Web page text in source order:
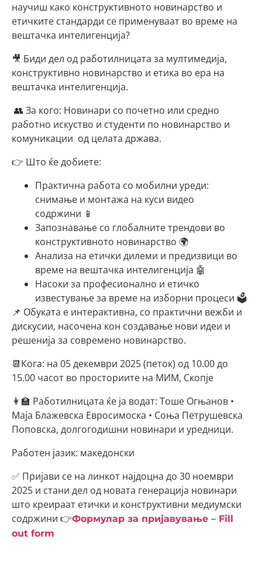
научиш како конструктивното новинарство и
етичките стандарди се применуваат во време на
вештачка интелигенција?
🎥 Биди дел од работилницата за мултимедија,
конструктивно новинарство и етика во ера на
вештачка интелигенција.
👥 За кого: Новинари со почетно или средно
работно искуство и студенти по новинарство и
комуникации од целата држава.
👉 Што ќе добиете:
Практична работа со мобилни уреди:
снимање и монтажа на куси видео
содржини 📱
Запознавање со глобалните трендови во
конструктивното новинарство 🌍
Анализа на етички дилеми и предизвици во
време на вештачка интелигенција 🤖
Насоки за професионално и етичко
известување за време на изборни процеси 🗳️
📌 Обуката е интерактивна, со практични вежби и
дискусии, насочена кон создавање нови идеи и
решенија за современо новинарство.
📆Кога: на 05 декември 2025 (петок) од 10.00 до
15.00 часот во просториите на МИМ, Скопје
👩‍🏫 Работилницата ќе ја водат: Тоше Огњанов •
Маја Блажевска Евросимоска • Соња Петрушевска
Поповска, долгогодишни новинари и уредници.
Работен јазик: македонски
✅ Пријави се на линкот најдоцна до 30 ноември
2025 и стани дел од новата генерација новинари
што креираат етички и конструктивни медиумски
содржини 👉Формулар за пријавување – Fill
out form